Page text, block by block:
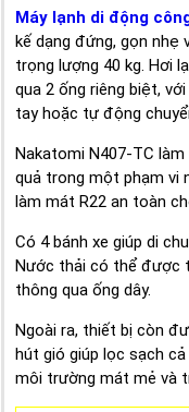
Máy lạnh di động
kế dạng đứng, gọn nhẹ
trọng lượng 40 kg. Hơi
qua 2 ống riêng biệt,
tay hoặc tự động
Nakatomi N407-TC
quả trong một phạm vi
làm mát R22 an toàn
Có 4 bánh xe giúp di
Nước thải có thể được
thông qua ống dây.
Ngoài ra, thiết bị còn
hút gió giúp lọc sạch
môi trường mát mẻ và